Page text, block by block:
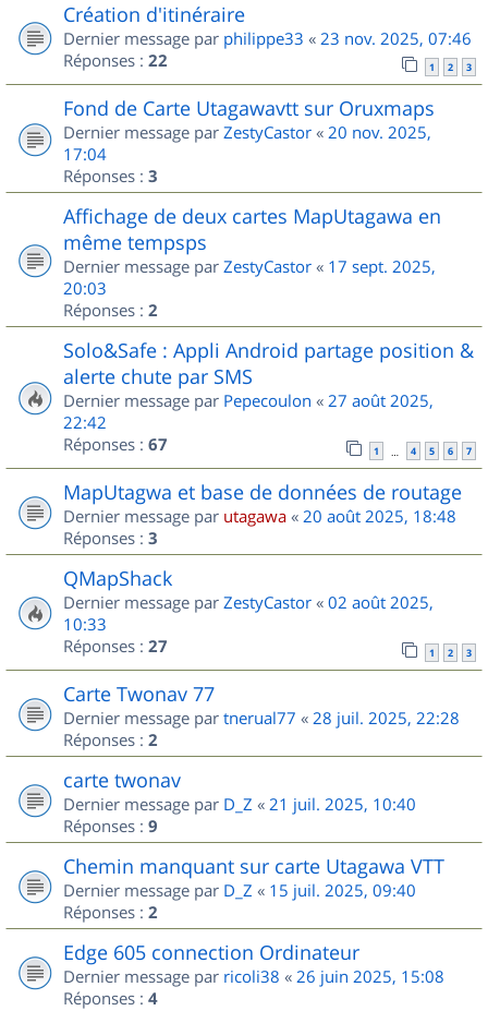
Création d'itinéraire
Dernier message par philippe33 « 23 nov. 2025, 07:46
Réponses : 22 1 2 3
Fond de Carte Utagawavtt sur Oruxmaps
Dernier message par ZestyCastor « 20 nov. 2025,
17:04
Réponses : 3
Affichage de deux cartes MapUtagawa en
même tempsps
Dernier message par ZestyCastor « 17 sept. 2025,
20:03
Réponses : 2
Solo&Safe : Appli Android partage position &
alerte chute par SMS
Dernier message par Pepecoulon « 27 août 2025,
22:42
Réponses : 67 1 … 4 5 6 7
MapUtagwa et base de données de routage
Dernier message par utagawa « 20 août 2025, 18:48
Réponses : 3
QMapShack
Dernier message par ZestyCastor « 02 août 2025,
10:33
Réponses : 27 1 2 3
Carte Twonav 77
Dernier message par tnerual77 « 28 juil. 2025, 22:28
Réponses : 2
carte twonav
Dernier message par D_Z « 21 juil. 2025, 10:40
Réponses : 9
Chemin manquant sur carte Utagawa VTT
Dernier message par D_Z « 15 juil. 2025, 09:40
Réponses : 2
Edge 605 connection Ordinateur
Dernier message par ricoli38 « 26 juin 2025, 15:08
Réponses : 4